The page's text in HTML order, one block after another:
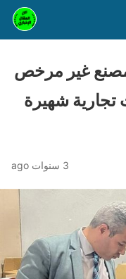
غير مرخص
تجارية شهيرة
3 سنوات ago